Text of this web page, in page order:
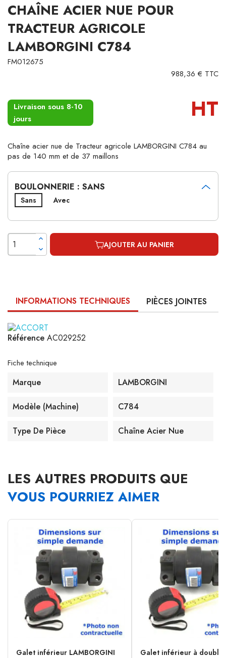
CHAÎNE ACIER NUE POUR
TRACTEUR AGRICOLE
LAMBORGINI C784
FM012675
988,36 € TTC
Livraison sous 8-10
jours
HT
Chaîne acier nue de Tracteur agricole LAMBORGINI C784 au
pas de 140 mm et de 37 maillons
BOULONNERIE : SANS
Sans Avec
AJOUTER AU PANIER
INFORMATIONS TECHNIQUES PIÈCES JOINTES
Référence AC029252
Fiche technique
Marque LAMBORGINI
Modèle (machine) C784
Type De Pièce Chaîne Acier Nue
LES AUTRES PRODUITS QUE
VOUS POURRIEZ AIMER
Galet inférieur LAMBORGINI
Galet inférieur à